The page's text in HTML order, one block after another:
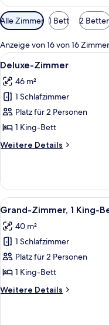
Verfügbare
Filter
für
Zimmer
Alle Zimmer 1 Bett 2
Anzeige von 16 von 16
Alle
Fotos
für
Deluxe-
Zimmer
anzeigen
9
Deluxe-Zimmer
46 m²
1 Schlafzimmer
Platz für 2 Personen
1 King-Bett
Weitere Details
Weitere
Zimmer
Alle
Fotos
für
Grand-
Zimmer,
1 King-
Bett
anzeigen
7
Grand-Zimmer, 1 King-
40 m²
1 Schlafzimmer
Platz für 2 Personen
1 King-Bett
Weitere Details
Weitere